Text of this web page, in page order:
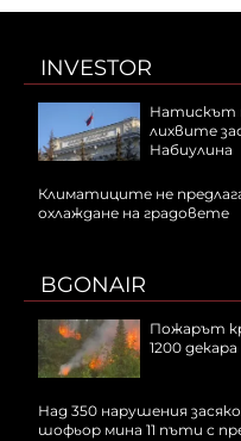
INVESTOR
Натискът
лихвите
Набиулина
Климатиците не
охлаждане на градовете
BGONAIR
Пожарът
1200 декара
Над 350 нарушения
шофьор мина 11 пъти с